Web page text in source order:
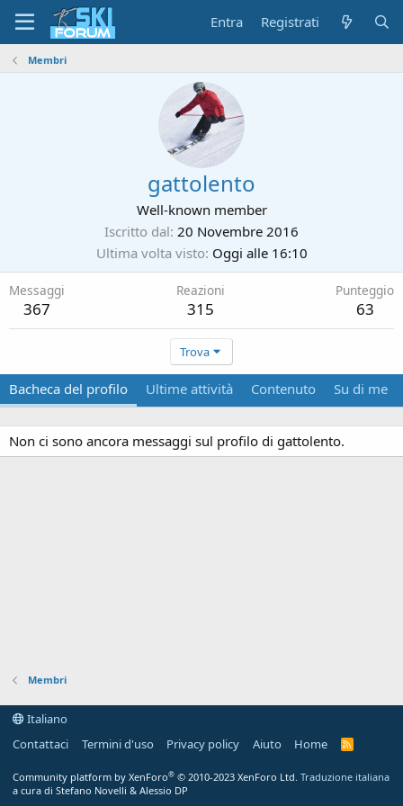
Entra Registrati
Membri
gattolento
Well-known member
Iscritto dal 20 Novembre 2016
Ultima volta visto Oggi alle 16:10
Messaggi
367
Reazioni
315
Punteggio
63
Trova
Bacheca del profilo Ultime attività Contenuto Su di me
Non ci sono ancora messaggi sul profilo di gattolento.
Membri
Italiano
Contattaci
Termini d'uso Privacy policy Aiuto Home
R
Community platform by XenForo® © 2010-2023 XenForo Ltd. Traduzione italiana
a cura di Stefano Novelli & Alessio DP